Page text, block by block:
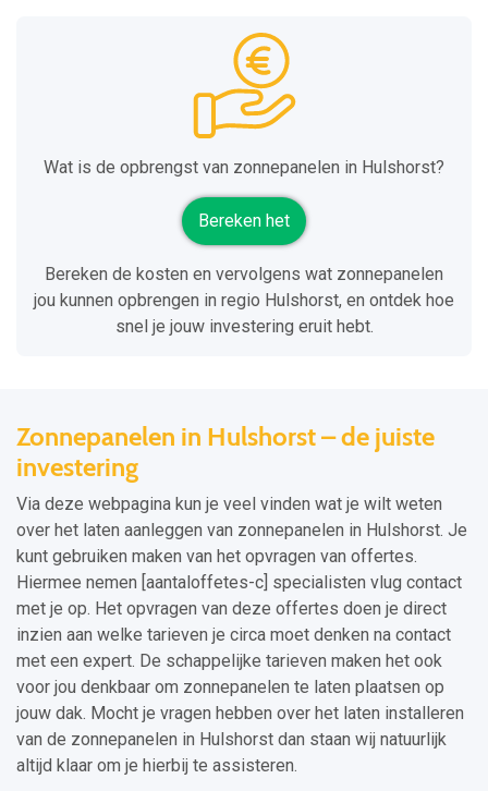
Wat is de opbrengst van zonnepanelen in Hulshorst?
Bereken het
Bereken de kosten en vervolgens wat zonnepanelen
jou kunnen opbrengen in regio Hulshorst, en ontdek hoe
snel je jouw investering eruit hebt.
Zonnepanelen in Hulshorst – de juiste
investering
Via deze webpagina kun je veel vinden wat je wilt weten
over het laten aanleggen van zonnepanelen in Hulshorst. Je
kunt gebruiken maken van het opvragen van offertes.
Hiermee nemen [aantaloffetes-c] specialisten vlug contact
met je op. Het opvragen van deze offertes doen je direct
inzien aan welke tarieven je circa moet denken na contact
met een expert. De schappelijke tarieven maken het ook
voor jou denkbaar om zonnepanelen te laten plaatsen op
jouw dak. Mocht je vragen hebben over het laten installeren
van de zonnepanelen in Hulshorst dan staan wij natuurlijk
altijd klaar om je hierbij te assisteren.